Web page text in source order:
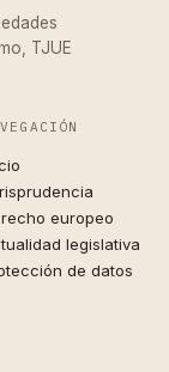
TJUE
europeo
legislativa
de datos